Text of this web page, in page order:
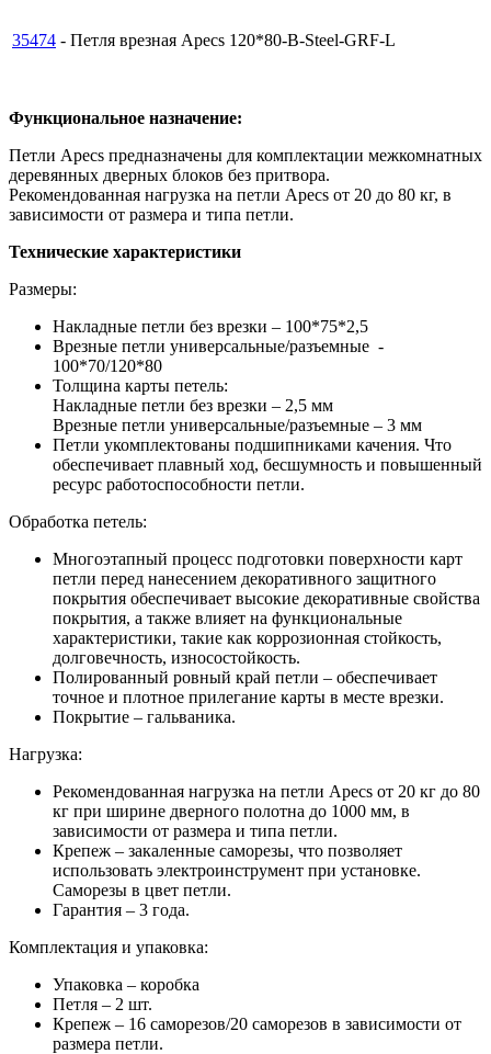
35474 - Петля врезная Apecs 120*80-B-Steel-GRF-L
Функциональное назначение:
Петли Apecs предназначены для комплектации межкомнатных
деревянных дверных блоков без притвора.
Рекомендованная нагрузка на петли Apecs от 20 до 80 кг, в
зависимости от размера и типа петли.
Технические характеристики
Размеры:
Накладные петли без врезки – 100*75*2,5
Врезные петли универсальные/разъемные -
100*70/120*80
Толщина карты петель:
Накладные петли без врезки – 2,5 мм
Врезные петли универсальные/разъемные – 3 мм
Петли укомплектованы подшипниками качения. Что
обеспечивает плавный ход, бесшумность и повышенный
ресурс работоспособности петли.
Обработка петель:
Многоэтапный процесс подготовки поверхности карт
петли перед нанесением декоративного защитного
покрытия обеспечивает высокие декоративные свойства
покрытия, а также влияет на функциональные
характеристики, такие как коррозионная стойкость,
долговечность, износостойкость.
Полированный ровный край петли – обеспечивает
точное и плотное прилегание карты в месте врезки.
Покрытие – гальваника.
Нагрузка:
Рекомендованная нагрузка на петли Apecs от 20 кг до 80
кг при ширине дверного полотна до 1000 мм, в
зависимости от размера и типа петли.
Крепеж – закаленные саморезы, что позволяет
использовать электроинструмент при установке.
Саморезы в цвет петли.
Гарантия – 3 года.
Комплектация и упаковка:
Упаковка – коробка
Петля – 2 шт.
Крепеж – 16 саморезов/20 саморезов в зависимости от
размера петли.